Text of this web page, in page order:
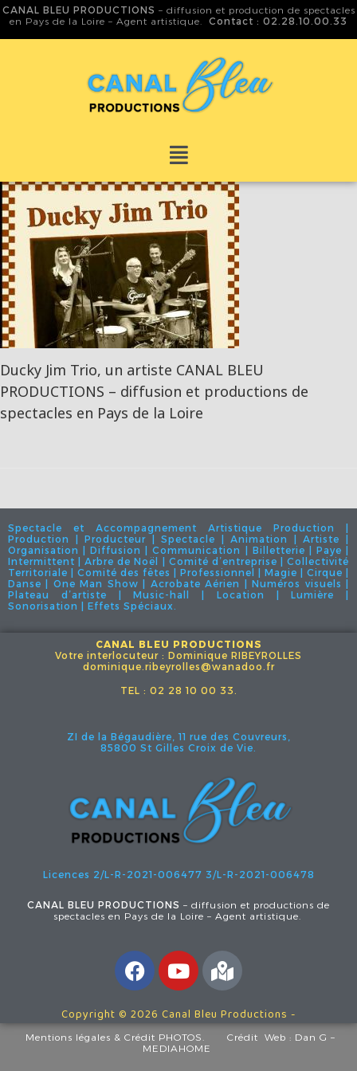
CANAL BLEU PRODUCTIONS – diffusion et production de spectacles
en Pays de la Loire – Agent artistique. Contact : 02.28.10.00.33
Ducky Jim Trio, un artiste CANAL BLEU
PRODUCTIONS – diffusion et productions de
spectacles en Pays de la Loire
Spectacle et Accompagnement Artistique Production |
Production | Producteur | Spectacle | Animation | Artiste |
Organisation | Diffusion | Communication | Billetterie | Paye |
Intermittent | Arbre de Noël | Comité d’entreprise | Collectivité
Territoriale | Comité des fêtes | Professionnel | Magie | Cirque |
Danse | One Man Show | Acrobate Aérien | Numéros visuels |
Plateau d’artiste | Music-hall | Location | Lumière |
Sonorisation | Effets Spéciaux.
CANAL BLEU PRODUCTIONS
Votre interlocuteur : Dominique RIBEYROLLES
dominique.ribeyrolles@wanadoo.fr
TEL : 02 28 10 00 33.
ZI de la Bégaudière, 11 rue des Couvreurs,
85800 St Gilles Croix de Vie.
Licences 2/L-R-2021-006477 3/L-R-2021-006478
CANAL BLEU PRODUCTIONS – diffusion et productions de
spectacles en Pays de la Loire – Agent artistique.
Copyright © 2026 Canal Bleu Productions -
Mentions légales & Crédit PHOTOS. Crédit Web : Dan G –
MEDIAHOME